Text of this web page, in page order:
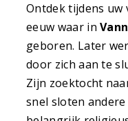
Ontdek tijdens uw
eeuw waar in
geboren. Later
door zich aan te
Zijn zoektocht
snel sloten